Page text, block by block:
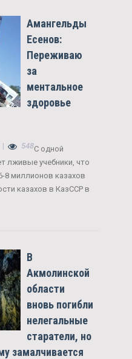
Амангельды
Есенов:
Переживаю
за
ментальное
здоровье
| 548С одной
лживые учебники, что
8 миллионов казахов
казахов в КазССР в
В
Акмолинской
области
вновь погибли
нелегальные
старатели, но
замалчивается